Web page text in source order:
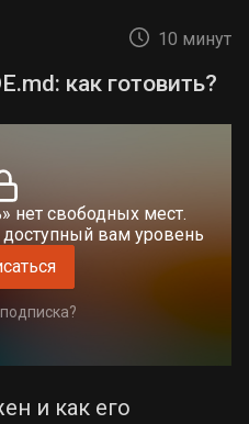
10 минут
как готовить?
нет свободных мест.
вам уровень
и как его